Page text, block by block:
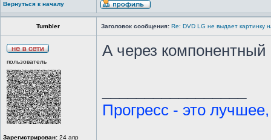
Вернуться к началу
Tumbler Заголовок сообщения: Re: DVD LG не выдает картинку
пользователь
Зарегистрирован: 24 апр
А через
Прогресс - это